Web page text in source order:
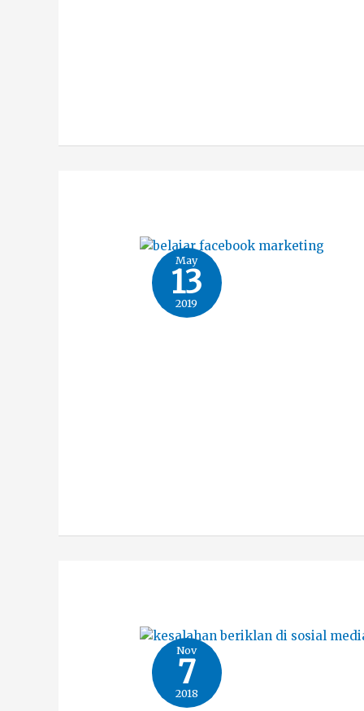
May
13
2019
Nov
7
2018